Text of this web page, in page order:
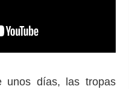
unos días, las tropas